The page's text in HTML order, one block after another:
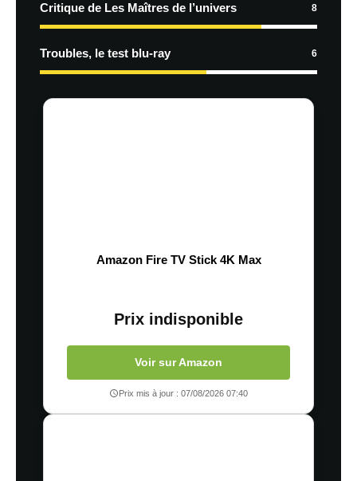
Critique de Les Maîtres de l’univers 8
Troubles, le test blu-ray 6
Amazon Fire TV Stick 4K Max
Prix indisponible
Voir sur Amazon
Prix mis à jour : 07/08/2026 07:40